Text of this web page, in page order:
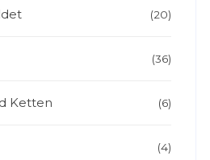
(20)
(36)
Ketten (6)
(4)